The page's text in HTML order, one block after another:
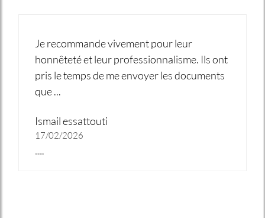
Je recommande vivement pour leur
honnêteté et leur professionnalisme. Ils ont
pris le temps de me envoyer les documents
que ...
Ismail essattouti
17/02/2026